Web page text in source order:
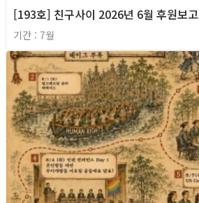
[193호] 친구사이 2026년 6월 후원보고
기간 : 7월